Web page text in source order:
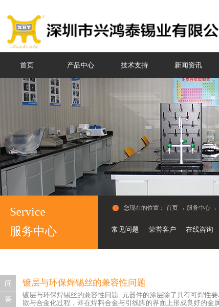
首页 产品中心 技术支持 新闻资讯
服务中心
Service
常见问题 荣誉客户 在线咨询
您现在的位置： 首页 → 服务中心 →
镀层与环保焊锡丝的兼容性问题
镀层与环保焊锡丝的兼容性问题 元器件的涂层除了具有可焊性
散与合金化过程，即在焊料合金与引线脚的界面上形成良好的